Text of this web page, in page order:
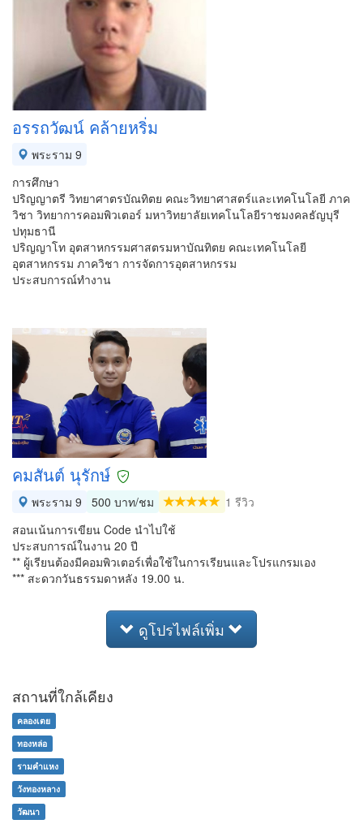
อรรถวัฒน์ คล้ายหริ่ม
พระราม 9
การศึกษา
ปริญญาตรี วิทยาศาตรบัณทิตย คณะวิทยาศาสตร์และเทคโนโลยี ภาค
วิชา วิทยาการคอมพิวเตอร์ มหาวิทยาลัยเทคโนโลยีราชมงคลธัญบุรี
ปทุมธานี
ปริญญาโท อุตสาหกรรมศาสตรมหาบัณทิตย คณะเทคโนโลยี
อุตสาหกรรม ภาควิชา การจัดการอุตสาหกรรม
ประสบการณ์ทำงาน
คมสันต์ นุรักษ์
พระราม 9 500 บาท/ชม
1 รีวิว
สอนเน้นการเขียน Code นำไปใช้
ประสบการณ์ในงาน 20 ปี
** ผู้เรียนต้องมีคอมพิวเตอร์เพื่อใช้ในการเรียนและโปรแกรมเอง
*** สะดวกวันธรรมดาหลัง 19.00 น.
ดูโปรไฟล์เพิ่ม
สถานที่ใกล้เคียง
คลองเตย
ทองหล่อ
รามคำแหง
วังทองหลาง
วัฒนา